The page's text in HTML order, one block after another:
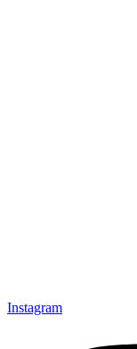
Instagram